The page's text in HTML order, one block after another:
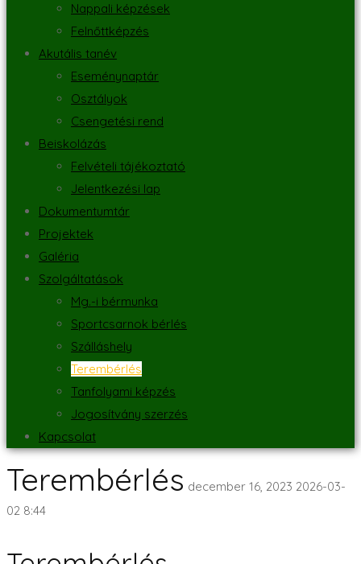
Nappali képzések
Felnőttképzés
Akutális tanév
Eseménynaptár
Osztályok
Csengetési rend
Beiskolázás
Felvételi tájékoztató
Jelentkezési lap
Dokumentumtár
Projektek
Galéria
Szolgáltatások
Mg.-i bérmunka
Sportcsarnok bérlés
Szálláshely
Terembérlés
Tanfolyami képzés
Jogosítvány szerzés
Kapcsolat
Terembérlés december 16, 2023 2026-03-
02 8:44